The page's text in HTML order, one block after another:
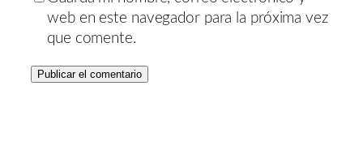
web en este navegador para la próxima vez
que comente.